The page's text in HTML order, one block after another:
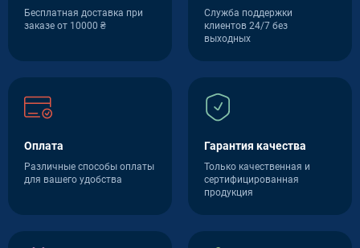
Бесплатная доставка при
заказе от 10000 ₴
Служба поддержки
клиентов 24/7 без
выходных
Оплата
Различные способы оплаты
для вашего удобства
Гарантия качества
Только качественная и
сертифицированная
продукция